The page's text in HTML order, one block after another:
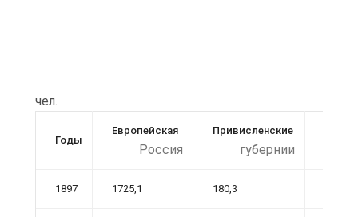
чел.
Годы
Европейская
Россия
Привисленские
губернии
1897 1725,1 180,3